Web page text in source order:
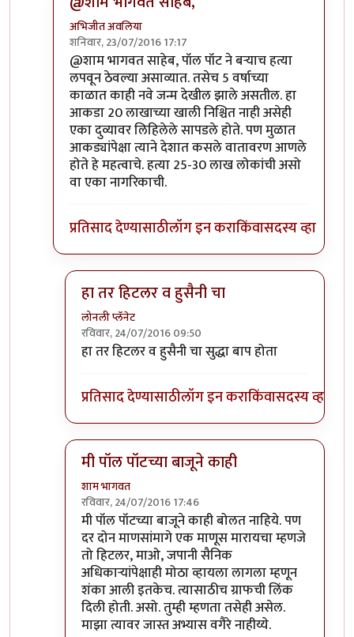
अभिजीत अवलिया
शनिवार, 23/07/2016 17:17
In reply to१९६० ते २०१३ या कालावधीचाby
@शाम भागवत साहेब, पॉल पॉट ने बऱ्याच हत्या
लपवून ठेवल्या असाव्यात. तसेच 5 वर्षाच्या
काळात काही नवे जन्म देखील झाले असतील. हा
आकडा 20 लाखाच्या खाली निश्चित नाही असेही
एका दुव्यावर लिहिलेले सापडले होते. पण मुळात
आकड्यांपेक्षा त्याने देशात कसले वातावरण आणले
होते हे महत्वाचे. हत्या 25-30 लाख लोकांची असो
वा एका नागरिकाची.
प्रतिसाद देण्यासाठीलॉग इन कराकिंवासदस्य व्हा
हा तर हिटलर व हुसैनी चा
लोनली प्लॅनेट
रविवार, 24/07/2016 09:50
In reply to@शाम भागवत साहेब,byअभिजीत
हा तर हिटलर व हुसैनी चा सुद्धा बाप होता
प्रतिसाद देण्यासाठीलॉग इन कराकिंवासदस्य व्हा
मी पॉल पॉटच्या बाजूने काही
शाम भागवत
रविवार, 24/07/2016 17:46
In reply to@शाम भागवत साहेब,byअभिजीत
मी पॉल पॉटच्या बाजूने काही बोलत नाहिये. पण
दर दोन माणसांमागे एक माणूस मारायचा म्हणजे
तो हिटलर, माओ, जपानी सैनिक
अधिकार्‍यांपेक्षाही मोठा व्हायला लागला म्हणून
शंका आली इतकेच. त्यासाठीच ग्राफची लिंक
दिली होती. असो. तुम्ही म्हणता तसेही असेल.
माझा त्यावर जास्त अभ्यास वगैरे नाहीय्ये.